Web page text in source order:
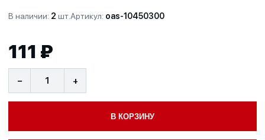
В наличии: 2 шт.Артикул: oas-10450300
111 ₽
− +
В КОРЗИНУ